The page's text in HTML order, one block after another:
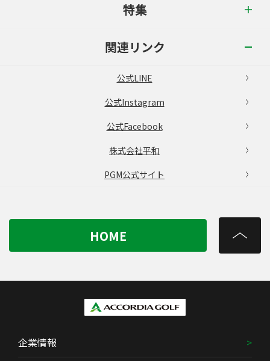
特集
関連リンク
公式LINE
公式Instagram
公式Facebook
株式会社平和
PGM公式サイト
HOME
企業情報